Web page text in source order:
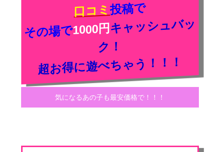
口コミ投稿で
その場で1000円キャッシュバッ
ク！
超お得に遊べちゃう！！！
気になるあの子も最安価格で！！！